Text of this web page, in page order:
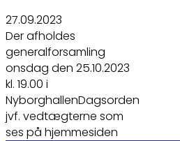
27.09.2023
Der afholdes
generalforsamling
onsdag den 25.10.2023
kl. 19.00 i
NyborghallenDagsorden
jvf. vedtægterne som
ses på hjemmesiden